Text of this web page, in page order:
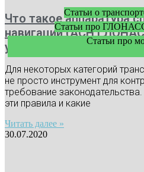
Статьи о
Статьи про
Статьи про
Что такое аппаратура
навигации (АСН
устанавливать
Для некоторых категорий
не просто инструмент для
требование
эти правила и какие
Читать далее »
30.07.2020